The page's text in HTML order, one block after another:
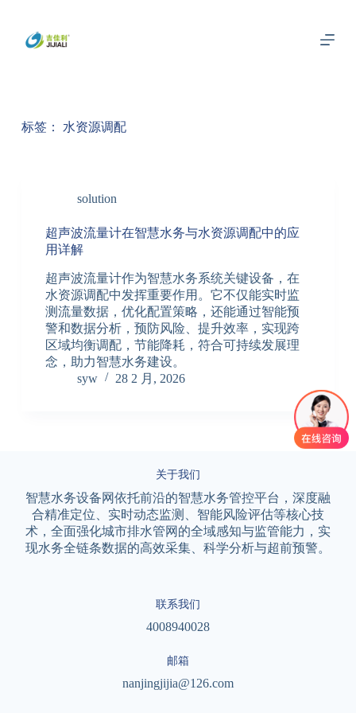
内
标签： 水资源调配
solution
超声波流量计在智慧水务与水资源调配中的应
用详解
超声波流量计作为智慧水务系统关键设备，在
水资源调配中发挥重要作用。它不仅能实时监
测流量数据，优化配置策略，还能通过智能预
警和数据分析，预防风险、提升效率，实现跨
区域均衡调配，节能降耗，符合可持续发展理
念，助力智慧水务建设。
syw
28 2 月, 2026
关于我们
智慧水务设备网依托前沿的智慧水务管控平台，深度融
合精准定位、实时动态监测、智能风险评估等核心技
术，全面强化城市排水管网的全域感知与监管能力，实
现水务全链条数据的高效采集、科学分析与超前预警。
联系我们
4008940028
邮箱
nanjingjijia@126.com